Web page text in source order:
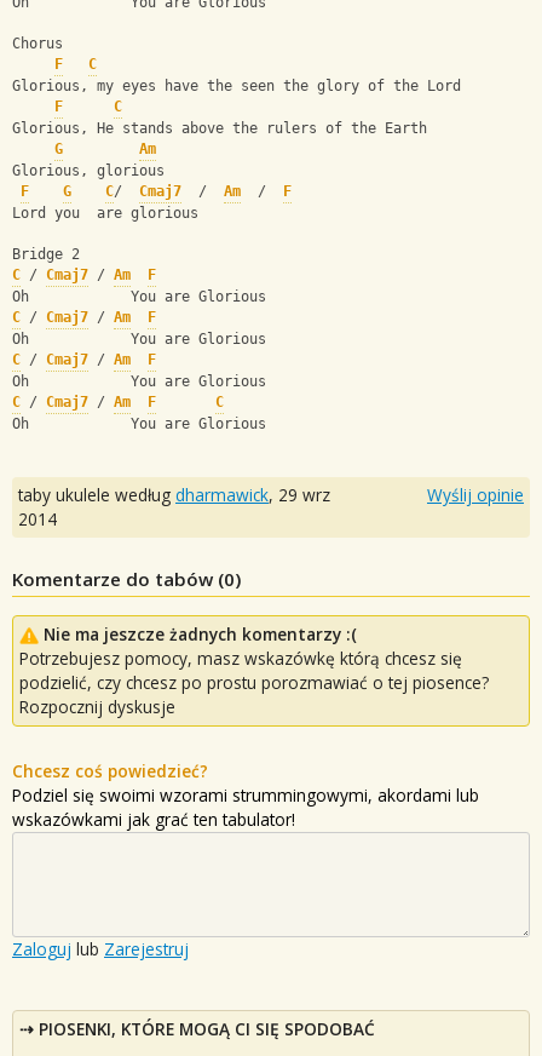
Chorus
F
C
Glorious, my eyes have the seen the glory of the Lord
F
C
Glorious, He stands above the rulers of the Earth
G
Am
Glorious, glorious
F
G C/ Cmaj7
  /
Am
  /
F
Lord you  are glorious
Bridge 2
C / Cmaj7 / Am
F
Oh            You are Glorious
C / Cmaj7 / Am
F
Oh            You are Glorious
C / Cmaj7 / Am
F
Oh            You are Glorious
C / Cmaj7 / Am F
C
Oh            You are Glorious
taby ukulele według dharmawick, 29 wrz
2014
Wyślij opinie
Komentarze do tabów (0)
Nie ma jeszcze żadnych komentarzy :(
Potrzebujesz pomocy, masz wskazówkę którą chcesz się
podzielić, czy chcesz po prostu porozmawiać o tej piosence?
Rozpocznij dyskusje
Chcesz coś powiedzieć?
Podziel się swoimi wzorami strummingowymi, akordami lub
wskazówkami jak grać ten tabulator!
Zaloguj lub Zarejestruj
PIOSENKI, KTÓRE MOGĄ CI SIĘ SPODOBAĆ